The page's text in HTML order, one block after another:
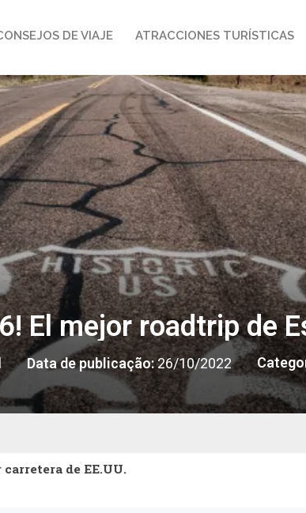
DE VIAJE ATRACCIONES TURÍSTICAS
El mejor roadtrip de
Data de publicação:26/10/2022
de EE.UU.